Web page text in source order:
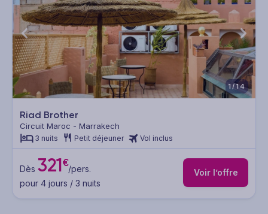
1/14
Riad Brother
Circuit Maroc - Marrakech
3 nuits Petit déjeuner Vol inclus
Dès 321€/pers.
pour 4 jours / 3 nuits
Voir l’offre